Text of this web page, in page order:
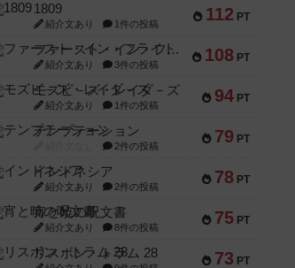
112 PT
1809
紹介文あり 1件の投稿
108 PT
ファースト・イン・フライト
紹介文あり 3件の投稿
94 PT
モズビ－ズ・レイダ－ズ
紹介文あり 1件の投稿
79 PT
テンプテーション
2件の投稿
78 PT
インドネシア
紹介文あり 2件の投稿
75 PT
宵と暁の呪文書
紹介文あり 8件の投稿
73 PT
リスボン・トラム 28